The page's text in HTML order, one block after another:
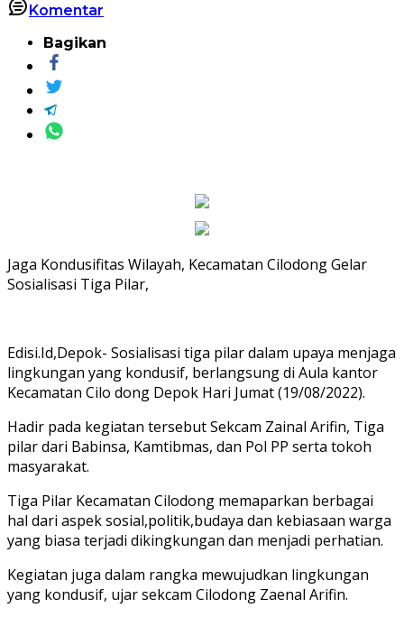
Komentar
Bagikan
Jaga Kondusifitas Wilayah, Kecamatan Cilodong Gelar
Sosialisasi Tiga Pilar,
Edisi.Id,Depok- Sosialisasi tiga pilar dalam upaya menjaga
lingkungan yang kondusif, berlangsung di Aula kantor
Kecamatan Cilo dong Depok Hari Jumat (19/08/2022).
Hadir pada kegiatan tersebut Sekcam Zainal Arifin, Tiga
pilar dari Babinsa, Kamtibmas, dan Pol PP serta tokoh
masyarakat.
Tiga Pilar Kecamatan Cilodong memaparkan berbagai
hal dari aspek sosial,politik,budaya dan kebiasaan warga
yang biasa terjadi dikingkungan dan menjadi perhatian.
Kegiatan juga dalam rangka mewujudkan lingkungan
yang kondusif, ujar sekcam Cilodong Zaenal Arifin.